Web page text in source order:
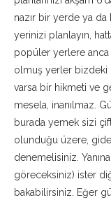
nazır bir yerde ya
yerinizi planlayın,
popüler yerlere
olmuş yerler
varsa bir hikmeti ve
mesela, inanılmaz.
burada yemek sizi
olunduğu üzere,
denemelisiniz.
göreceksiniz) ister
bakabilirsiniz. Eğer